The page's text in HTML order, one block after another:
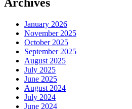
January 2026
November 2025
October 2025
September 2025
August 2025
July 2025
June 2025
August 2024
July 2024
June 2024